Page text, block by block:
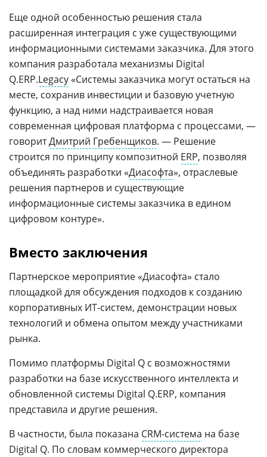
Еще одной особенностью решения стала
расширенная интеграция с уже существующими
информационными системами заказчика. Для этого
компания разработала механизмы Digital
Q.ERP.Legacy «Системы заказчика могут остаться на
месте, сохранив инвестиции и базовую учетную
функцию, а над ними надстраивается новая
современная цифровая платформа с процессами, —
говоритДмитрий Гребенщиков. — Решение
строится по принципу композитной ERP, позволяя
объединять разработки «Диасофта», отраслевые
решения партнеров и существующие
информационные системы заказчика в едином
цифровом контуре».
Вместо заключения
Партнерское мероприятие «Диасофта» стало
площадкой для обсуждения подходов к созданию
корпоративных ИТ-систем, демонстрации новых
технологий и обмена опытом между участниками
рынка.
Помимо платформы Digital Q с возможностями
разработки на базе искусственного интеллекта и
обновленной системы Digital Q.ERP, компания
представила и другие решения.
В частности, была показана CRM-система на базе
Digital Q. По словам коммерческого директора